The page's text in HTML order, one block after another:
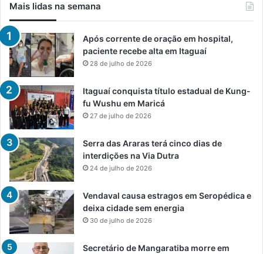
Mais lidas na semana
Após corrente de oração em hospital,
paciente recebe alta em Itaguaí
28 de julho de 2026
Itaguaí conquista título estadual de Kung-
fu Wushu em Maricá
27 de julho de 2026
Serra das Araras terá cinco dias de
interdições na Via Dutra
24 de julho de 2026
Vendaval causa estragos em Seropédica e
deixa cidade sem energia
30 de julho de 2026
Secretário de Mangaratiba morre em